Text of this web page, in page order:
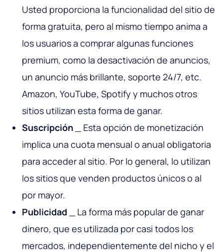
Usted proporciona la funcionalidad del sitio de
forma gratuita, pero al mismo tiempo anima a
los usuarios a comprar algunas funciones
premium, como la desactivación de anuncios,
un anuncio más brillante, soporte 24/7, etc.
Amazon, YouTube, Spotify y muchos otros
sitios utilizan esta forma de ganar.
Suscripción
_ Esta opción de monetización
implica una cuota mensual o anual obligatoria
para acceder al sitio. Por lo general, lo utilizan
los sitios que venden productos únicos o al
por mayor.
Publicidad
_ La forma más popular de ganar
dinero, que es utilizada por casi todos los
mercados, independientemente del nicho y el